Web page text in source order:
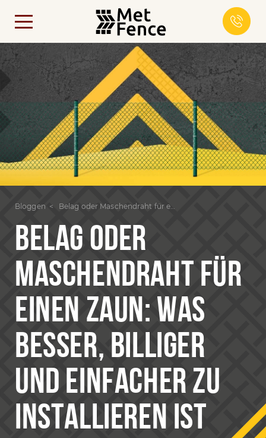
Bloggen Belag oder Maschendraht für einen Zaun: was besser, billiger und einfacher zu installieren ist
BELAG ODER
MASCHENDRAHT FÜR
EINEN ZAUN: WAS
BESSER, BILLIGER
UND EINFACHER ZU
INSTALLIEREN IST